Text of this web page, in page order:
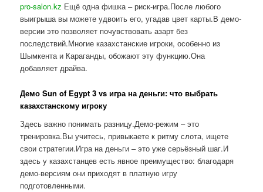
pro-salon.kz Ещё одна фишка – риск-игра.После любого
выигрыша вы можете удвоить его, угадав цвет карты.В демо-
версии это позволяет почувствовать азарт без
последствий.Многие казахстанские игроки, особенно из
Шымкента и Караганды, обожают эту функцию.Она
добавляет драйва.
Демо Sun of Egypt 3 vs игра на деньги: что выбрать
казахстанскому игроку
Здесь важно понимать разницу.Демо-режим – это
тренировка.Вы учитесь, привыкаете к ритму слота, ищете
свои стратегии.Игра на деньги – это уже серьёзный шаг.И
здесь у казахстанцев есть явное преимущество: благодаря
демо-версиям они приходят в платную игру
подготовленными.